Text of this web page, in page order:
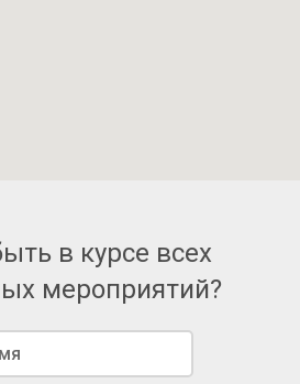
в курсе всех
мероприятий?